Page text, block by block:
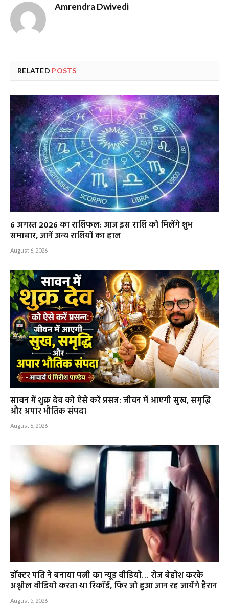
Amrendra Dwivedi
RELATED POSTS
6 अगस्त 2026 का राशिफल: आज इस राशि को मिलेंगे शुभ
समाचार, जानें अन्य राशियों का हाल
August 6, 2026
सावन में शुक्र देव को ऐसे करें प्रसन्न: जीवन में आएगी सुख, समृद्धि
और अपार भौतिक संपदा
August 6, 2026
डॉक्टर पति ने बनाया पत्नी का न्यूड वीडियो… रोज बेहोश करके
अश्लील वीडियो करता था रिकॉर्ड, फिर जो हुआ जान रह जायेंगे हैरान
August 5, 2026